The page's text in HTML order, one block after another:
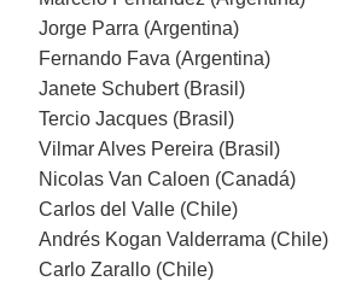
Jorge Parra (Argentina)
Fernando Fava (Argentina)
Janete Schubert (Brasil)
Tercio Jacques (Brasil)
Vilmar Alves Pereira (Brasil)
Nicolas Van Caloen (Canadá)
Carlos del Valle (Chile)
Andrés Kogan Valderrama (Chile)
Carlo Zarallo (Chile)